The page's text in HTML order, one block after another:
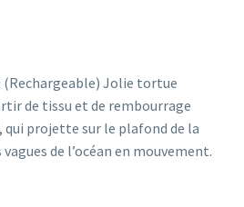
(Rechargeable) Jolie tortue
de tissu et de rembourrage
qui projette sur le plafond de la
de l’océan en mouvement.